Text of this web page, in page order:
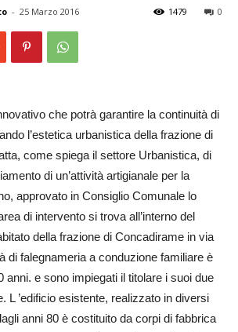
- 25 Marzo 2016 0
1479
che potrà garantire la continuità di
l’estetica urbanistica della frazione di
come spiega il settore Urbanistica, di
di un’attività arti­gia­nale per la
approvato in Consiglio Co­munale lo
di intervento si trova all’interno del
della frazione di Concadirame in via
di falegnameria a conduzione familiare è
anni. e sono impiegati il titolare i suoi due
L ’edificio esistente, realizzato in diversi
anni 80 è costituito da corpi di fabbrica